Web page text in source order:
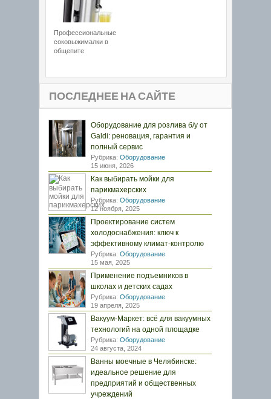
Профессиональные
соковыжималки в
общепите
ПОСЛЕДНЕЕ НА САЙТЕ
Оборудование для розлива б/у от
Galdi: реновация, гарантия и
полный сервис
Рубрика: Оборудование
15 июня, 2026
Как выбирать мойки для
парикмахерских
Рубрика: Оборудование
12 ноября, 2025
Проектирование систем
холодоснабжения: ключ к
эффективному климат-контролю
Рубрика: Оборудование
15 мая, 2025
Применение подъемников в
школах и детских садах
Рубрика: Оборудование
19 апреля, 2025
Вакуум-Маркет: всё для вакуумных
технологий на одной площадке
Рубрика: Оборудование
24 августа, 2024
Ванны моечные в Челябинске:
идеальное решение для
предприятий и общественных
учреждений